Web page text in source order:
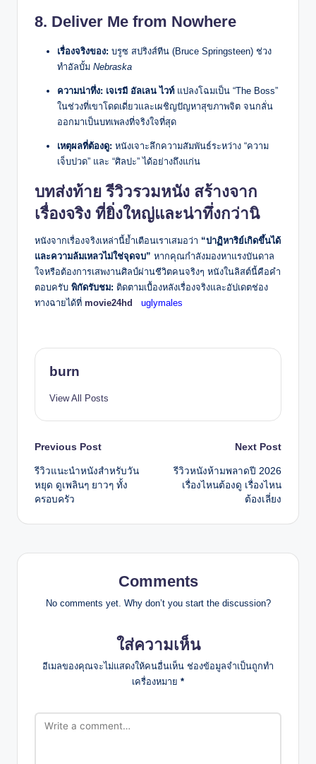
8. Deliver Me from Nowhere
เรื่องจริงของ: บรูซ สปริงส์ทีน (Bruce Springsteen) ช่วง
ทำอัลบั้ม Nebraska
ความน่าทึ่ง: เจเรมี อัลเลน ไวท์แปลงโฉมเป็น “The Boss”
ในช่วงที่เขาโดดเดี่ยวและเผชิญปัญหาสุขภาพจิต จนกลั่น
ออกมาเป็นบทเพลงที่จริงใจที่สุด
เหตุผลที่ต้องดู: หนังเจาะลึกความสัมพันธ์ระหว่าง “ความ
เจ็บปวด” และ “ศิลปะ” ได้อย่างถึงแก่น
บทส่งท้าย รีวิวรวมหนัง สร้างจาก
เรื่องจริง ที่ยิ่งใหญ่และน่าทึ่งกว่านิ
หนังจากเรื่องจริงเหล่านี้ย้ำเตือนเราเสมอว่า “ปาฏิหาริย์เกิดขึ้นได้
และความล้มเหลวไม่ใช่จุดจบ” หากคุณกำลังมองหาแรงบันดาล
ใจหรือต้องการเสพงานศิลป์ผ่านชีวิตคนจริงๆ หนังในลิสต์นี้คือคำ
ตอบครับ พิกัดรับชม: ติดตามเบื้องหลังเรื่องจริงและอัปเดตช่อง
ทางฉายได้ที่ movie24hd uglymales
burn
View All Posts
Post
navigation
Previous Post
รีวิวแนะนำหนังสำหรับวัน
หยุด ดูเพลินๆ ยาวๆ ทั้ง
ครอบครัว
Next Post
รีวิวหนังห้ามพลาดปี 2026
เรื่องไหนต้องดู เรื่องไหน
ต้องเลี่ยง
Comments
No comments yet. Why don’t you start the discussion?
ใส่ความเห็น
อีเมลของคุณจะไม่แสดงให้คนอื่นเห็น ช่องข้อมูลจำเป็นถูกทำ
เครื่องหมาย *